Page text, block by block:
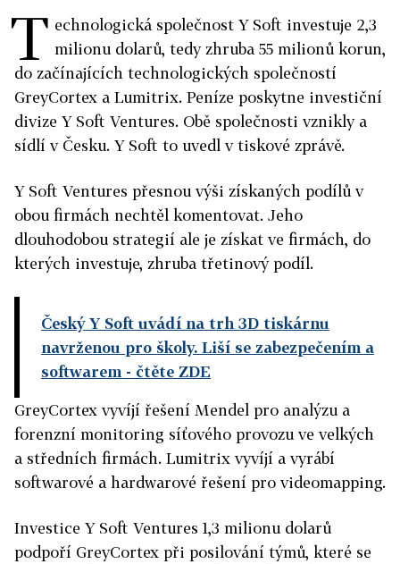
T echnologická společnost Y Soft investuje 2,3
milionu dolarů, tedy zhruba 55 milionů korun,
do začínajících technologických společností
GreyCortex a Lumitrix. Peníze poskytne investiční
divize Y Soft Ventures. Obě společnosti vznikly a
sídlí v Česku. Y Soft to uvedl v tiskové zprávě.
Y Soft Ventures přesnou výši získaných podílů v
obou firmách nechtěl komentovat. Jeho
dlouhodobou strategií ale je získat ve firmách, do
kterých investuje, zhruba třetinový podíl.
Český Y Soft uvádí na trh 3D tiskárnu
navrženou pro školy. Liší se zabezpečením a
softwarem - čtěte ZDE
GreyCortex vyvíjí řešení Mendel pro analýzu a
forenzní monitoring síťového provozu ve velkých
a středních firmách. Lumitrix vyvíjí a vyrábí
softwarové a hardwarové řešení pro videomapping.
Investice Y Soft Ventures 1,3 milionu dolarů
podpoří GreyCortex při posilování týmů, které se